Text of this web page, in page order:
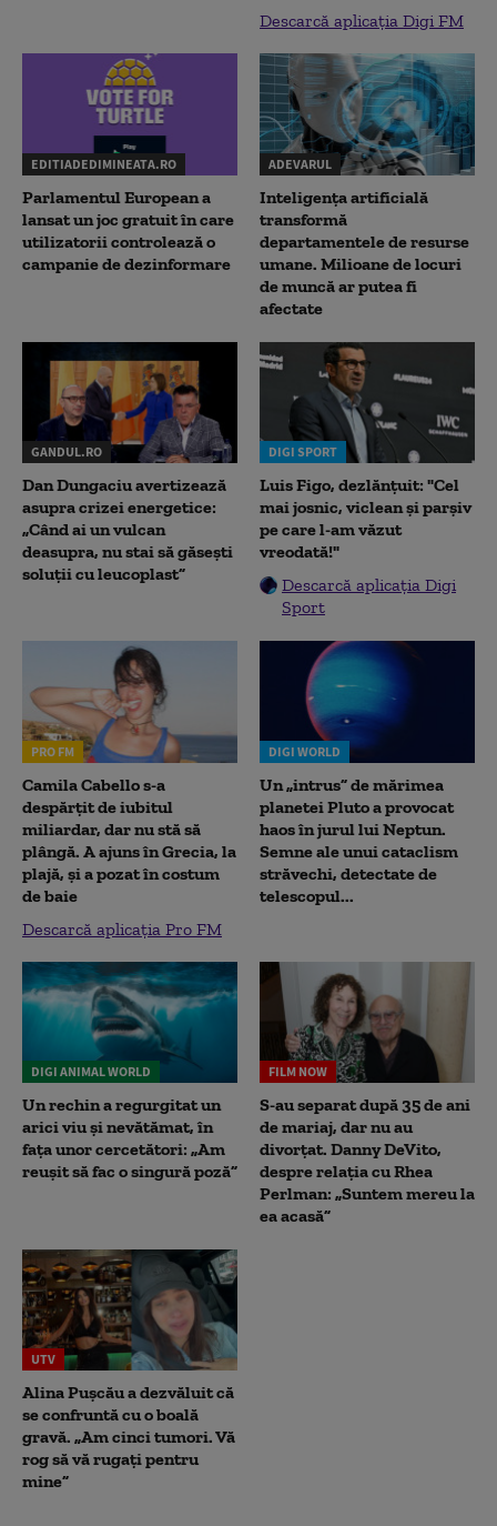
Descarcă aplicația Digi FM
EDITIADEDIMINEATA.RO
Parlamentul European a
lansat un joc gratuit în care
utilizatorii controlează o
campanie de dezinformare
ADEVARUL
Inteligența artificială
transformă
departamentele de resurse
umane. Milioane de locuri
de muncă ar putea fi
afectate
GANDUL.RO
Dan Dungaciu avertizează
asupra crizei energetice:
„Când ai un vulcan
deasupra, nu stai să găsești
soluții cu leucoplast”
DIGI SPORT
Luis Figo, dezlănțuit: "Cel
mai josnic, viclean și parșiv
pe care l-am văzut
vreodată!"
Descarcă aplicația Digi
Sport
PRO FM
Camila Cabello s-a
despărțit de iubitul
miliardar, dar nu stă să
plângă. A ajuns în Grecia, la
plajă, și a pozat în costum
de baie
Descarcă aplicația Pro FM
DIGI WORLD
Un „intrus” de mărimea
planetei Pluto a provocat
haos în jurul lui Neptun.
Semne ale unui cataclism
străvechi, detectate de
telescopul...
DIGI ANIMAL WORLD
Un rechin a regurgitat un
arici viu și nevătămat, în
fața unor cercetători: „Am
reușit să fac o singură poză”
FILM NOW
S-au separat după 35 de ani
de mariaj, dar nu au
divorțat. Danny DeVito,
despre relația cu Rhea
Perlman: „Suntem mereu la
ea acasă”
UTV
Alina Pușcău a dezvăluit că
se confruntă cu o boală
gravă. „Am cinci tumori. Vă
rog să vă rugați pentru
mine”